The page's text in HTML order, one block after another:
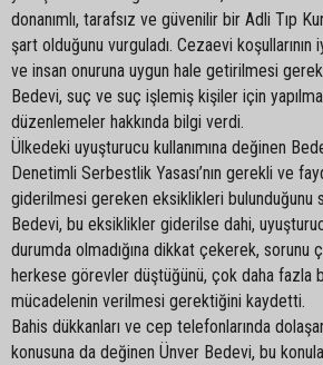
donanımlı, tarafsız ve güvenilir bir Adli Tıp
şart olduğunu vurguladı. Cezaevi koşullarının
ve insan onuruna uygun hale getirilmesi
Bedevi, suç ve suç işlemiş kişiler için
düzenlemeler hakkında bilgi verdi.
Ülkedeki uyuşturucu kullanımına değinen
Denetimli Serbestlik Yasası’nın gerekli ve
giderilmesi gereken eksiklikleri bulunduğunu
Bedevi, bu eksiklikler giderilse dahi,
durumda olmadığına dikkat çekerek, sorunu
herkese görevler düştüğünü, çok daha fazla
mücadelenin verilmesi gerektiğini kaydetti.
Bahis dükkanları ve cep telefonlarında
konusuna da değinen Ünver Bedevi, bu